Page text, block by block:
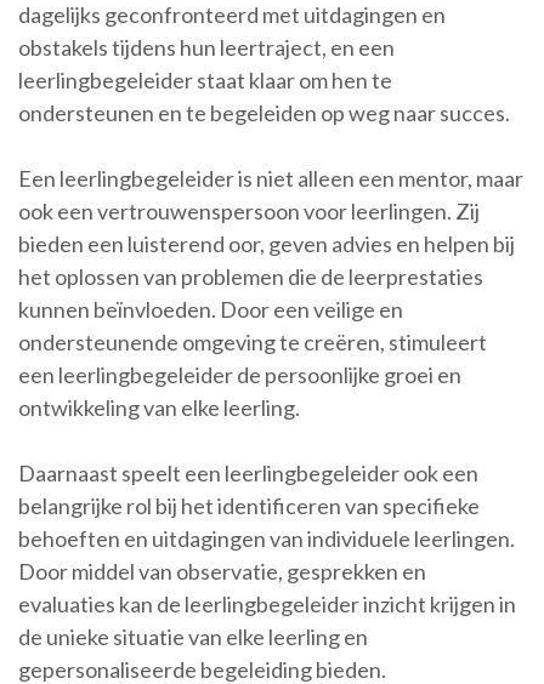
dagelijks geconfronteerd met uitdagingen en
obstakels tijdens hun leertraject, en een
leerlingbegeleider staat klaar om hen te
ondersteunen en te begeleiden op weg naar succes.
Een leerlingbegeleider is niet alleen een mentor, maar
ook een vertrouwenspersoon voor leerlingen. Zij
bieden een luisterend oor, geven advies en helpen bij
het oplossen van problemen die de leerprestaties
kunnen beïnvloeden. Door een veilige en
ondersteunende omgeving te creëren, stimuleert
een leerlingbegeleider de persoonlijke groei en
ontwikkeling van elke leerling.
Daarnaast speelt een leerlingbegeleider ook een
belangrijke rol bij het identificeren van specifieke
behoeften en uitdagingen van individuele leerlingen.
Door middel van observatie, gesprekken en
evaluaties kan de leerlingbegeleider inzicht krijgen in
de unieke situatie van elke leerling en
gepersonaliseerde begeleiding bieden.